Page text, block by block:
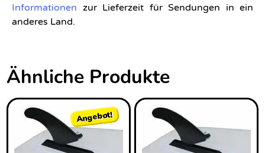
Informationen zur Lieferzeit für Sendungen in ein
anderes Land.
Ähnliche Produkte
Angebot!